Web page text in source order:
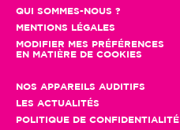
QUI SOMMES-NOUS ?
MENTIONS LÉGALES
MODIFIER MES PRÉFÉRENCES
EN MATIÈRE DE COOKIES
NOS APPAREILS AUDITIFS
LES ACTUALITÉS
POLITIQUE DE CONFIDENTIALITÉ